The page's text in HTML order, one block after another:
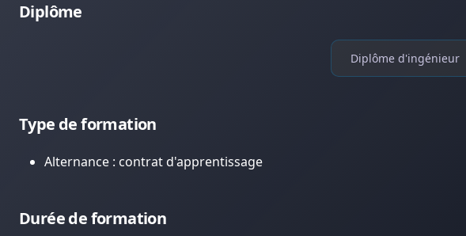
Diplôme
Diplôme d'ingénieur
Type de formation
Alternance : contrat d'apprentissage
Durée de formation